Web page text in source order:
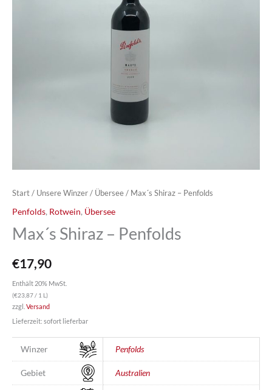
Start / Unsere Winzer / Übersee / Max´s Shiraz – Penfolds
Penfolds, Rotwein, Übersee
Max´s Shiraz – Penfolds
€17,90
Enthält 20% MwSt.
(€23,87/ 1 L)
zzgl. Versand
Lieferzeit: sofort lieferbar
Winzer Penfolds
Gebiet Australien